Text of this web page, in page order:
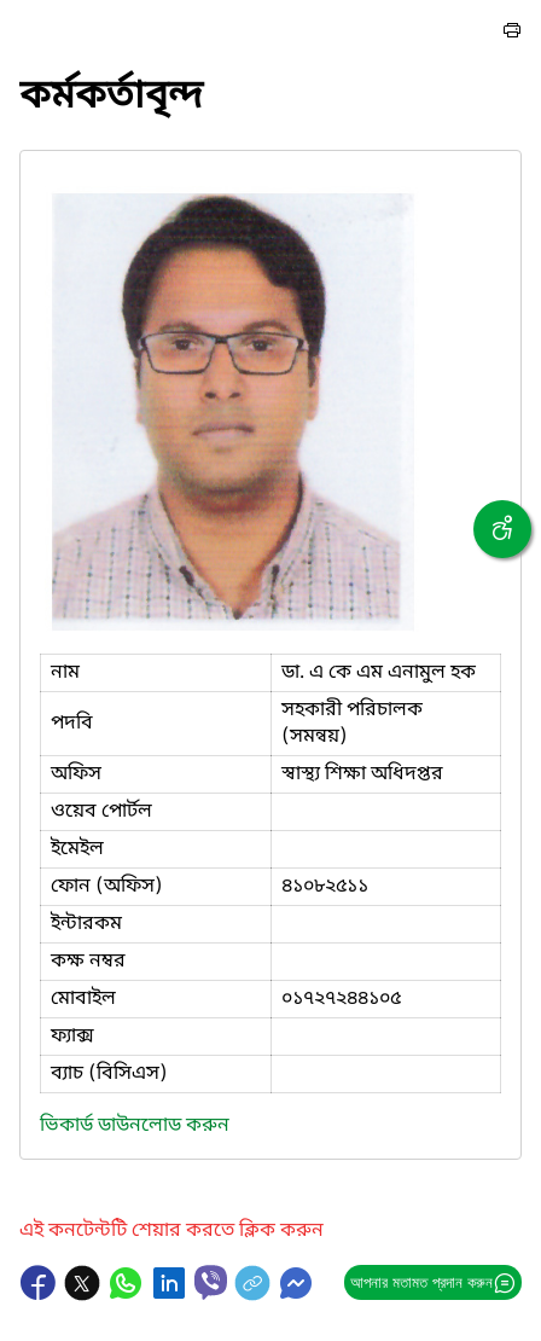
কর্মকর্তাবৃন্দ
নাম
ডা. এ কে এম এনামুল হক
পদবি
সহকারী পরিচালক
(সমন্বয়)
অফিস
স্বাস্থ্য শিক্ষা অধিদপ্তর
ওয়েব পোর্টল
ইমেইল
ফোন (অফিস)
৪১০৮২৫১১
ইন্টারকম
কক্ষ নম্বর
মোবাইল
০১৭২৭২৪৪১০৫
ফ্যাক্স
ব্যাচ (বিসিএস)
ভিকার্ড ডাউনলোড করুন
এই কনটেন্টটি শেয়ার করতে ক্লিক করুন
আপনার মতামত প্রদান করুন